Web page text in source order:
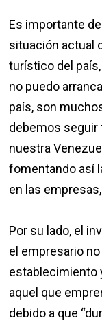
Es importante
situación actual
turístico del
no puedo
país, son
debemos seguir
nuestra
fomentando así
en las
Por su lado, el
el empresario
establecimiento
aquel que
debido a que